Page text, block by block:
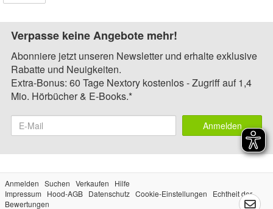
Verpasse keine Angebote mehr!
Abonniere jetzt unseren Newsletter und erhalte exklusive
Rabatte und Neuigkeiten.
Extra-Bonus: 60 Tage Nextory kostenlos - Zugriff auf 1,4
Mio. Hörbücher & E-Books.*
Anmelden
Anmelden Suchen Verkaufen
Hilfe
Impressum
Hood-AGB Datenschutz Cookie-Einstellungen
Echtheit der
Bewertungen